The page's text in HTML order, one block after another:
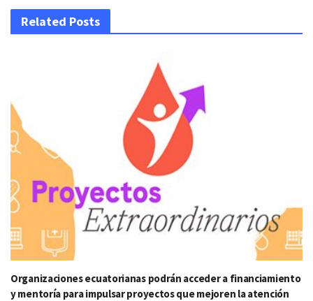
Related Posts
Organizaciones ecuatorianas podrán acceder a financiamiento
y mentoría para impulsar proyectos que mejoren la atención